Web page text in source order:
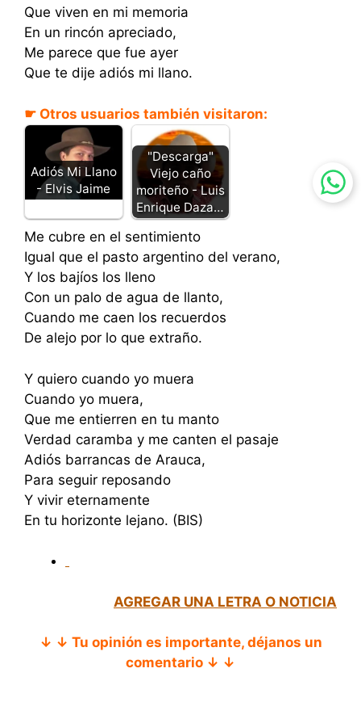
Que viven en mi memoria
En un rincón apreciado,
Me parece que fue ayer
Que te dije adiós mi llano.
☛ Otros usuarios también visitaron:
Adiós Mi Llano
- Elvis Jaime
"Descarga"
Viejo caño
moriteño - Luis
Enrique Daza…
Me cubre en el sentimiento
Igual que el pasto argentino del verano,
Y los bajíos los lleno
Con un palo de agua de llanto,
Cuando me caen los recuerdos
De alejo por lo que extraño.
Y quiero cuando yo muera
Cuando yo muera,
Que me entierren en tu manto
Verdad caramba y me canten el pasaje
Adiós barrancas de Arauca,
Para seguir reposando
Y vivir eternamente
En tu horizonte lejano. (BIS)
AGREGAR UNA LETRA O NOTICIA
↓ ↓ Tu opinión es importante, déjanos un
comentario ↓ ↓